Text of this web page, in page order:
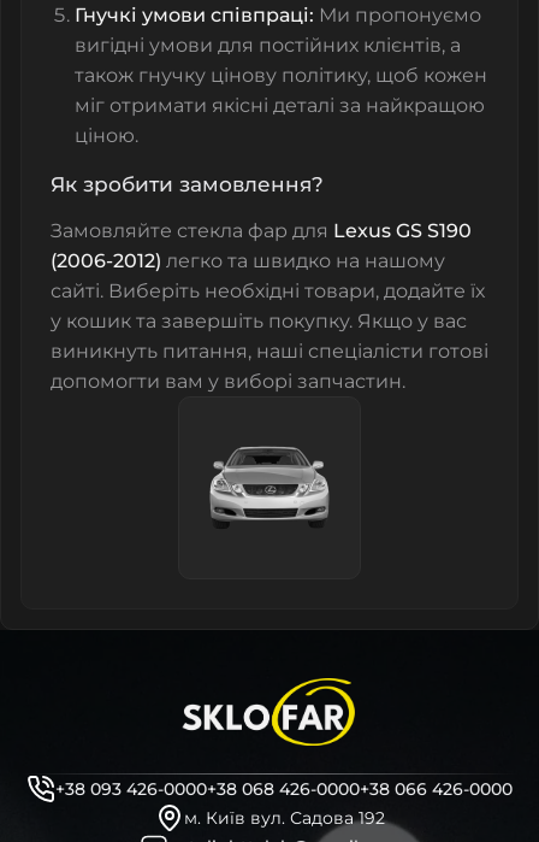
Гнучкі умови співпраці: Ми пропонуємо
вигідні умови для постійних клієнтів, а
також гнучку цінову політику, щоб кожен
міг отримати якісні деталі за найкращою
ціною.
Як зробити замовлення?
Замовляйте стекла фар для Lexus GS S190
(2006-2012) легко та швидко на нашому
сайті. Виберіть необхідні товари, додайте їх
у кошик та завершіть покупку. Якщо у вас
виникнуть питання, наші спеціалісти готові
допомогти вам у виборі запчастин.
+38 093 426-0000+38 068 426-0000+38 066 426-0000
м. Київ вул. Садова 192